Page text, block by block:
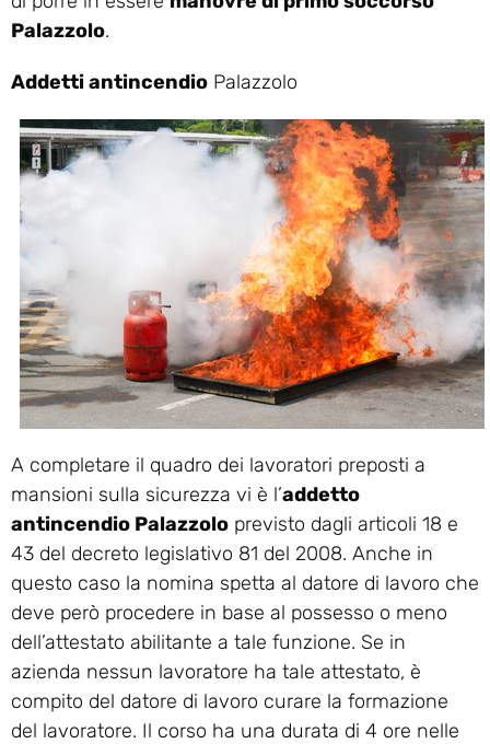
Palazzolo.
Addetti antincendio Palazzolo
A completare il quadro dei lavoratori preposti a
mansioni sulla sicurezza vi è l’addetto
antincendio Palazzolo previsto dagli articoli 18 e
43 del decreto legislativo 81 del 2008. Anche in
questo caso la nomina spetta al datore di lavoro che
deve però procedere in base al possesso o meno
dell’attestato abilitante a tale funzione. Se in
azienda nessun lavoratore ha tale attestato, è
compito del datore di lavoro curare la formazione
del lavoratore. Il corso ha una durata di 4 ore nelle